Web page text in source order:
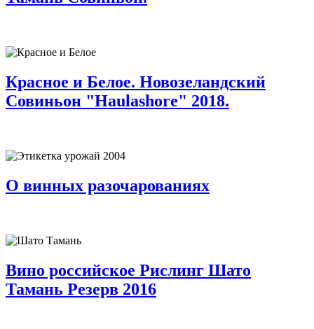
Красное и Белое. Новозеландский
Совиньон "Haulashore" 2018.
О винных разочарованиях
Вино российское Рислинг Шато
Тамань Резерв 2016